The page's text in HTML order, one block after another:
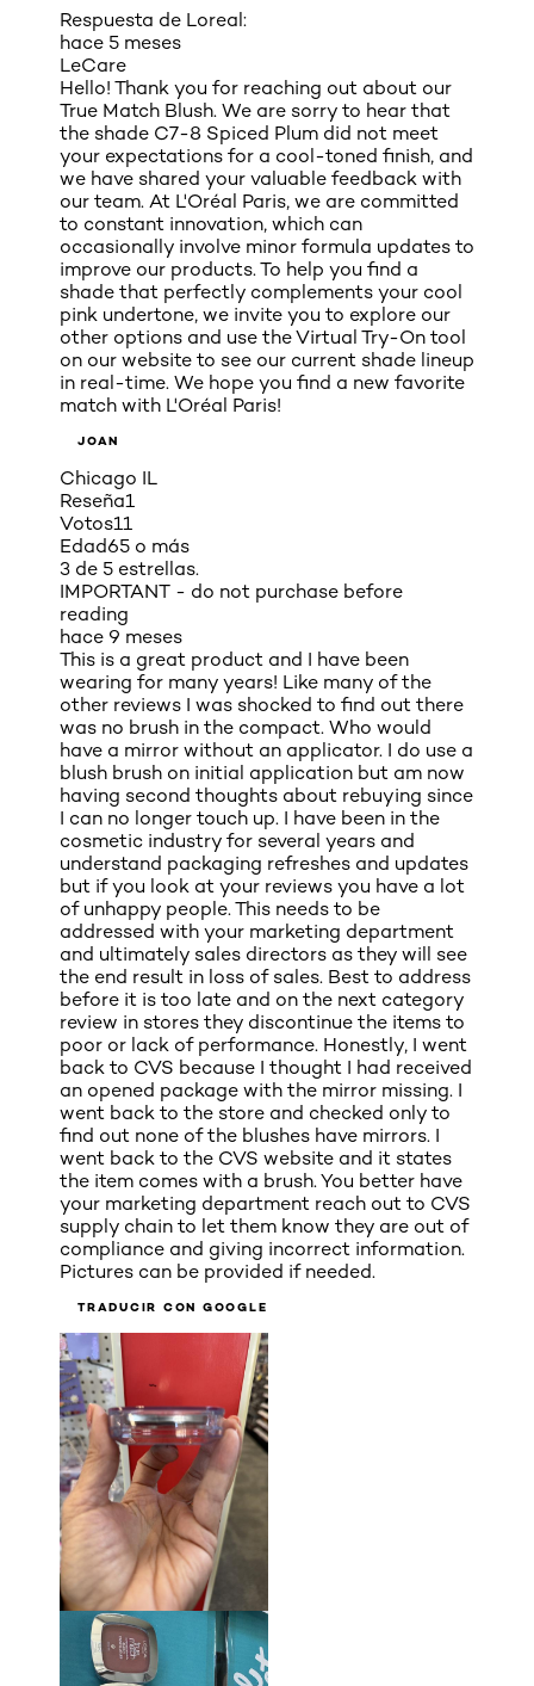
Respuesta de Loreal:
hace 5 meses
LeCare
Hello! Thank you for reaching out about our
True Match Blush. We are sorry to hear that
the shade C7-8 Spiced Plum did not meet
your expectations for a cool-toned finish, and
we have shared your valuable feedback with
our team. At L'Oréal Paris, we are committed
to constant innovation, which can
occasionally involve minor formula updates to
improve our products. To help you find a
shade that perfectly complements your cool
pink undertone, we invite you to explore our
other options and use the Virtual Try-On tool
on our website to see our current shade lineup
in real-time. We hope you find a new favorite
match with L'Oréal Paris!
JOAN
Chicago IL
Reseña1
Votos11
Edad65 o más
3 de 5 estrellas.
IMPORTANT - do not purchase before
reading
hace 9 meses
This is a great product and I have been
wearing for many years! Like many of the
other reviews I was shocked to find out there
was no brush in the compact. Who would
have a mirror without an applicator. I do use a
blush brush on initial application but am now
having second thoughts about rebuying since
I can no longer touch up. I have been in the
cosmetic industry for several years and
understand packaging refreshes and updates
but if you look at your reviews you have a lot
of unhappy people. This needs to be
addressed with your marketing department
and ultimately sales directors as they will see
the end result in loss of sales. Best to address
before it is too late and on the next category
review in stores they discontinue the items to
poor or lack of performance. Honestly, I went
back to CVS because I thought I had received
an opened package with the mirror missing. I
went back to the store and checked only to
find out none of the blushes have mirrors. I
went back to the CVS website and it states
the item comes with a brush. You better have
your marketing department reach out to CVS
supply chain to let them know they are out of
compliance and giving incorrect information.
Pictures can be provided if needed.
TRADUCIR CON GOOGLE